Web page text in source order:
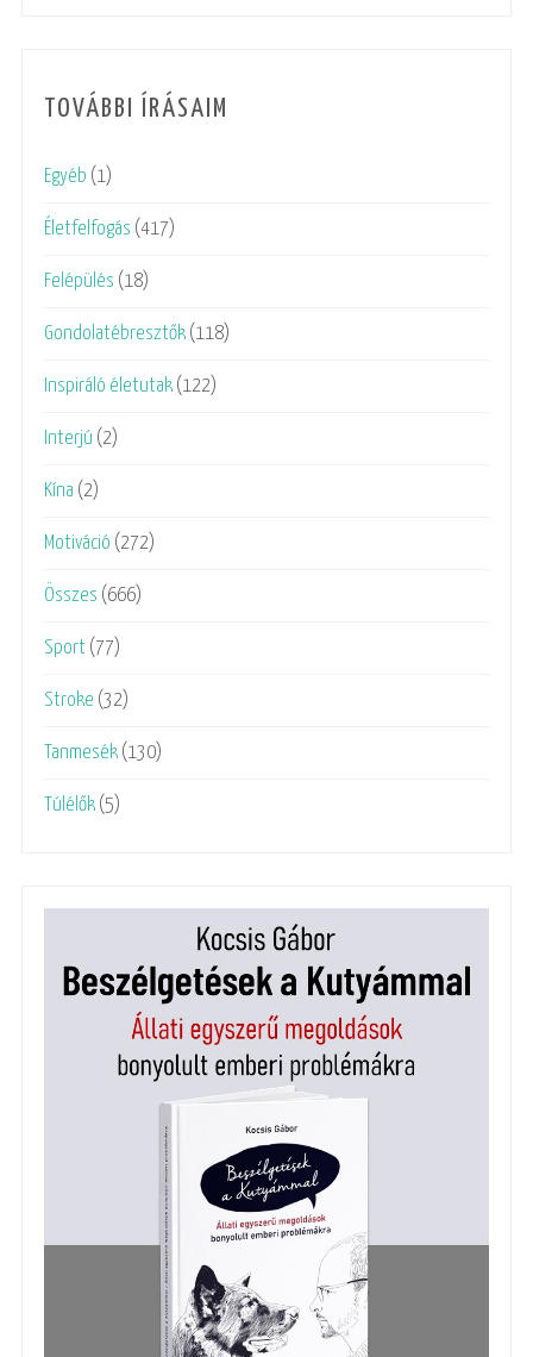
TOVÁBBI ÍRÁSAIM
Egyéb (1)
Életfelfogás (417)
Felépülés (18)
Gondolatébresztők (118)
Inspiráló életutak (122)
Interjú (2)
Kína (2)
Motiváció (272)
Összes (666)
Sport (77)
Stroke (32)
Tanmesék (130)
Túlélők (5)